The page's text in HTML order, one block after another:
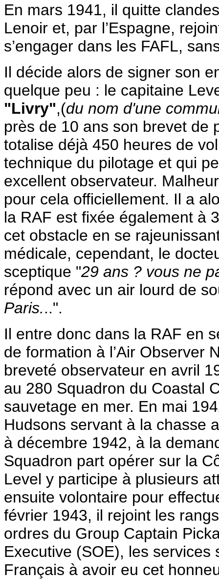
En mars 1941, il quitte
Lenoir et, par l’Espagne,
s’engager dans les FAFL,
Il décide alors de signer son
quelque peu : le capitaine
"Livry",(du nom d'une
près de 10 ans son brevet de
totalise déjà 450 heures de
technique du pilotage et qui
excellent observateur.
pour cela officiellement. Il a
la RAF est fixée également à
cet obstacle en se
médicale, cependant, le
sceptique "29 ans ? vous ne
répond avec un air lourd de
Paris...".
Il entre donc dans la RAF en
de formation à l’Air Observer
breveté observateur en avril
au 280 Squadron du Coastal
sauvetage en mer. En mai
Hudsons servant à la chasse
à décembre 1942, à la
Squadron part opérer sur la
Level y participe à plusieurs
ensuite volontaire pour
février 1943, il rejoint les
ordres du Group Captain
Executive (SOE), les
Français à avoir eu cet